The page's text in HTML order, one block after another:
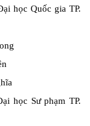
học Quốc gia TP.
học Sư phạm TP.